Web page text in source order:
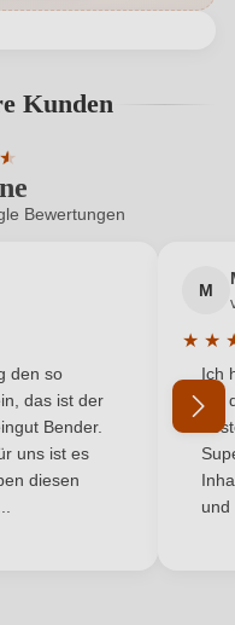
Lacrima di Morro d'Alba DOC
Mazzola
di Giobbi Manuel, Via
60019 Senigallia, Italien
Bitte loggen Sie sich
Kunde?
Passwort vergessen
Kunden
★
★
Bewertung von 4.7
Bewertungen
von 5 von 5 Sternen
den so
das ist der
Bender.
uns ist es
diesen
M
★ ★
Ich
mit
und